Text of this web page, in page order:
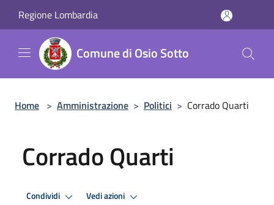
Regione Lombardia
Comune di Osio Sotto
Home > Amministrazione > Politici > Corrado Quarti
Corrado Quarti
Condividi Vedi azioni